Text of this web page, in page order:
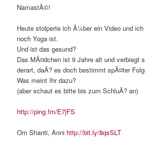
NamastÃ©!
Heute stolperte ich Ã¼ber ein Video und
noch Yoga ist.
Und ist das gesund?
Das MÃ¤dchen ist 9 Jahre alt und verbiegt
derart, daÃ? es doch bestimmt spÃ¤ter
Was meint Ihr dazu?
(aber schaut es bitte bis zum SchluÃ? an)
http://ping.fm/E7jFS
Om Shanti, Anni http://bit.ly/8qsSLT